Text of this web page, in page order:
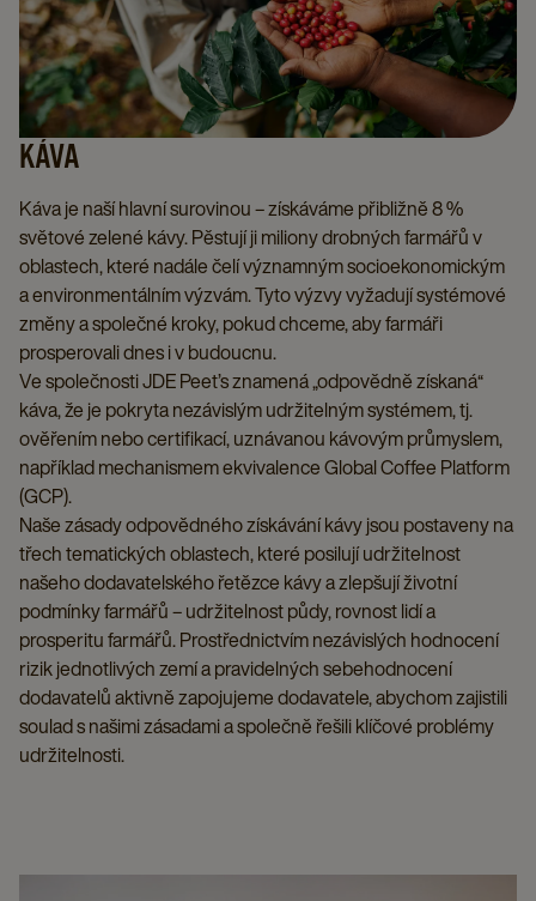
KÁVA
Káva je naší hlavní surovinou – získáváme přibližně 8 %
světové zelené kávy. Pěstují ji miliony drobných farmářů v
oblastech, které nadále čelí významným socioekonomickým
a environmentálním výzvám. Tyto výzvy vyžadují systémové
změny a společné kroky, pokud chceme, aby farmáři
prosperovali dnes i v budoucnu.
Ve společnosti JDE Peet’s znamená „odpovědně získaná“
káva, že je pokryta nezávislým udržitelným systémem, tj.
ověřením nebo certifikací, uznávanou kávovým průmyslem,
například mechanismem ekvivalence Global Coffee Platform
(GCP).
Naše zásady odpovědného získávání kávy jsou postaveny na
třech tematických oblastech, které posilují udržitelnost
našeho dodavatelského řetězce kávy a zlepšují životní
podmínky farmářů – udržitelnost půdy, rovnost lidí a
prosperitu farmářů. Prostřednictvím nezávislých hodnocení
rizik jednotlivých zemí a pravidelných sebehodnocení
dodavatelů aktivně zapojujeme dodavatele, abychom zajistili
soulad s našimi zásadami a společně řešili klíčové problémy
udržitelnosti.